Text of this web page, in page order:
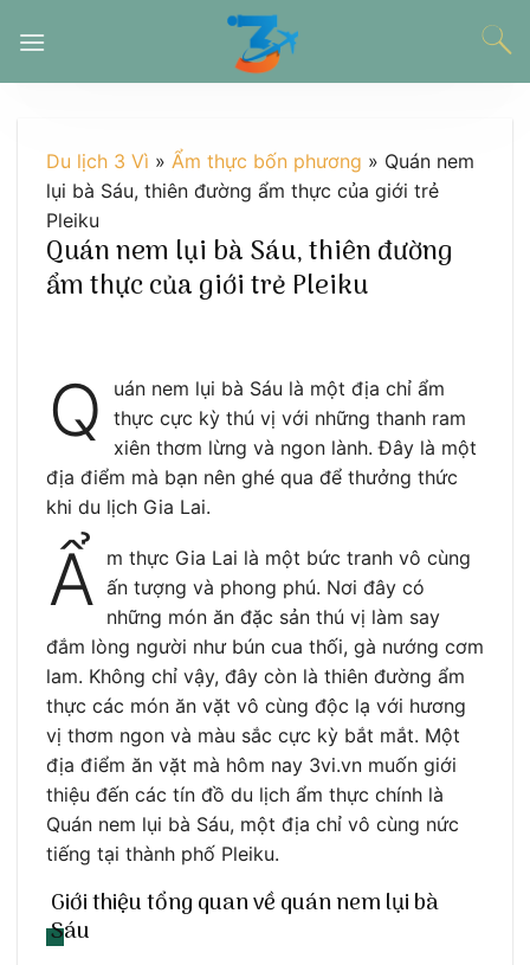
đến
Du lịch 3 Vì » Ẩm thực bốn phương » Quán nem
lụi bà Sáu, thiên đường ẩm thực của giới trẻ
Pleiku
Quán nem lụi bà Sáu, thiên đường
ẩm thực của giới trẻ Pleiku
Q
uán nem lụi bà Sáu là một địa chỉ ẩm
thực cực kỳ thú vị với những thanh ram
xiên thơm lừng và ngon lành. Đây là một
địa điểm mà bạn nên ghé qua để thưởng thức
khi du lịch Gia Lai.
Ẩ m thực Gia Lai là một bức tranh vô cùng
ấn tượng và phong phú. Nơi đây có
những món ăn đặc sản thú vị làm say
đắm lòng người như bún cua thối, gà nướng cơm
lam. Không chỉ vậy, đây còn là thiên đường ẩm
thực các món ăn vặt vô cùng độc lạ với hương
vị thơm ngon và màu sắc cực kỳ bắt mắt. Một
địa điểm ăn vặt mà hôm nay 3vi.vn muốn giới
thiệu đến các tín đồ du lịch ẩm thực chính là
Quán nem lụi bà Sáu, một địa chỉ vô cùng nức
tiếng tại thành phố Pleiku.
Giới thiệu tổng quan về quán nem lụi bà
Sáu